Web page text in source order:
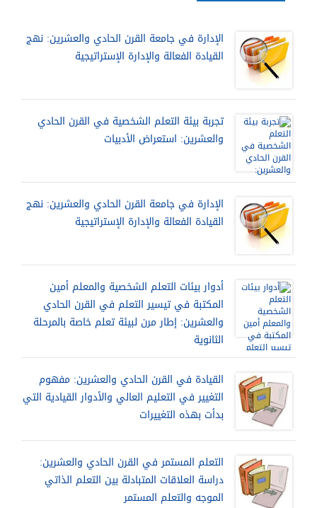
الإدارة في جامعة القرن الحادي والعشرين: نهج
القيادة الفعالة والإدارة الإستراتيجية
تجربة بيئة التعلم الشخصية في القرن الحادي
والعشرين: استعراض الأدبيات
الإدارة في جامعة القرن الحادي والعشرين: نهج
القيادة الفعالة والإدارة الإستراتيجية
أدوار بيئات التعلم الشخصية والمعلم أمين
المكتبة في تيسير التعلم في القرن الحادي
والعشرين: إطار مرن لبيئة تعلم خاصة بالمرحلة
الثانوية
القيادة في القرن الحادي والعشرين: مفهوم
التغيير في التعليم العالي والأدوار القيادية التي
بدأت بهذه التغييرات
التعلم المستمر في القرن الحادي والعشرين:
دراسة العلاقات المتبادلة بين التعلم الذاتي
الموجه والتعلم المستمر